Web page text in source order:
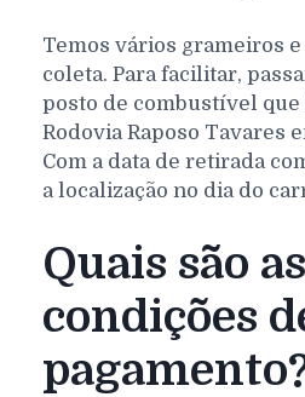
Temos vários grameiros
coleta. Para facilitar,
posto de combustível que
Rodovia Raposo Tavares
Com a data de retirada
a localização no dia do
Quais são
condições